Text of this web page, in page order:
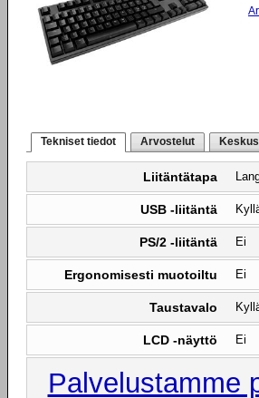
Tekniset tiedot Arvostelut
Liitäntätapa
USB -liitäntä
PS/2 -liitäntä Ei
Ergonomisesti muotoiltu Ei
Taustavalo
LCD -näyttö Ei
Palvelustamme